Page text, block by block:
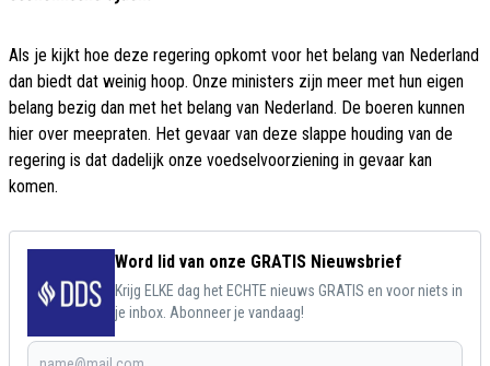
Als je kijkt hoe deze regering opkomt voor het belang van Nederland
dan biedt dat weinig hoop. Onze ministers zijn meer met hun eigen
belang bezig dan met het belang van Nederland. De boeren kunnen
hier over meepraten. Het gevaar van deze slappe houding van de
regering is dat dadelijk onze voedselvoorziening in gevaar kan
komen.
Word lid van onze GRATIS Nieuwsbrief
Krijg ELKE dag het ECHTE nieuws GRATIS en voor niets in
je inbox. Abonneer je vandaag!